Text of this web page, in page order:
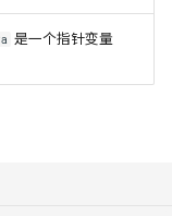
是一个指针变量